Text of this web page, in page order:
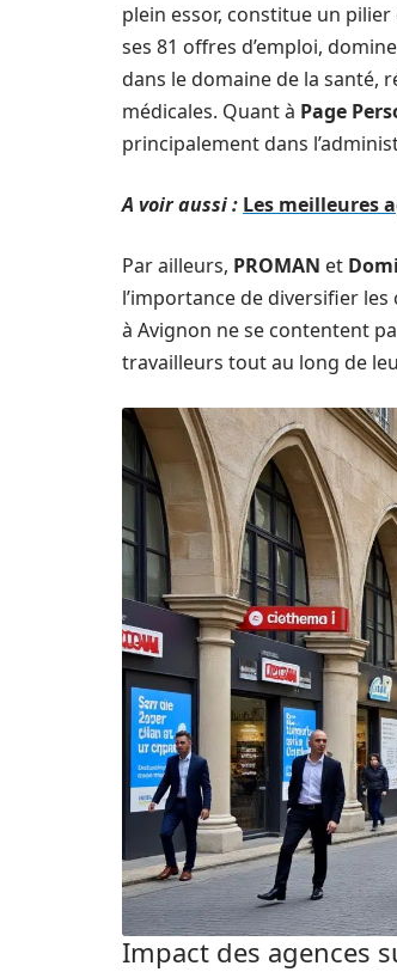
plein essor, constitue un pilier
ses 81 offres d’emploi,
dans le domaine de la santé,
médicales. Quant à Page
principalement dans
A voir aussi : Les meilleures
Par ailleurs, PROMAN et
l’importance de diversifier
à Avignon ne se contentent
travailleurs tout au long de
Impact des agences